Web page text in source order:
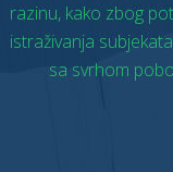
razinu, kako zbog
istraživanja
sa svrhom